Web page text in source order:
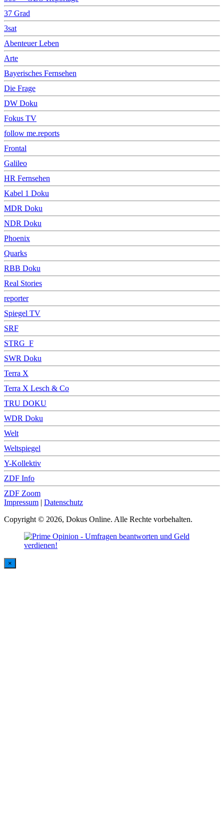
37 Grad
3sat
Abenteuer Leben
Arte
Bayerisches Fernsehen
Die Frage
DW Doku
Fokus TV
follow me.reports
Frontal
Galileo
HR Fernsehen
Kabel 1 Doku
MDR Doku
NDR Doku
Phoenix
Quarks
RBB Doku
Real Stories
reporter
Spiegel TV
SRF
STRG_F
SWR Doku
Terra X
Terra X Lesch & Co
TRU DOKU
WDR Doku
Welt
Weltspiegel
Y-Kollektiv
ZDF Info
ZDF Zoom
Impressum | Datenschutz
Copyright © 2026, Dokus Online. Alle Rechte vorbehalten.
×